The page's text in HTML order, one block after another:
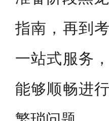
指南，再到
一站式服务
能够顺畅进